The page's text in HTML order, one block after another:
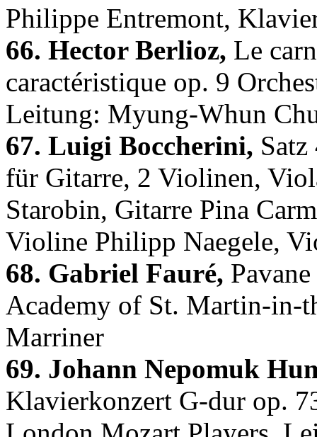
Philippe Entremont,
66. Hector Berlioz, Le
caractéristique op. 9
Leitung: Myung-Whun
67. Luigi Boccherini,
für Gitarre, 2 Violinen,
Starobin, Gitarre Pina
Violine Philipp Naegele,
68. Gabriel Fauré,
Academy of St. Martin-in-
Marriner
69. Johann Nepomuk
Klavierkonzert G-dur op.